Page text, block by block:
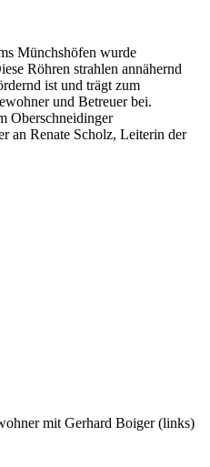
Münchshöfen wurde
Röhren strahlen annähernd
ist und trägt zum
und Betreuer bei.
Oberschneidinger
an Renate Scholz, Leiterin der
mit Gerhard Boiger (links)